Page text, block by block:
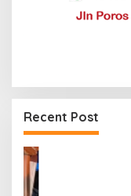
Recent Post